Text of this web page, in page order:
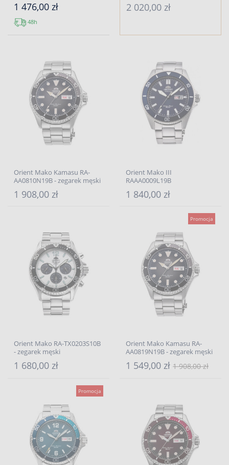
1 476,00 zł
48h
2 020,00 zł
Orient Mako Kamasu RA-
AA0810N19B - zegarek męski
1 908,00 zł
Orient Mako III
RAAA0009L19B
1 840,00 zł
Orient Mako RA-TX0203S10B
- zegarek męski
1 680,00 zł
Promocja
Orient Mako Kamasu RA-
AA0819N19B - zegarek męski
1 549,00 zł 1 908,00 zł
Promocja